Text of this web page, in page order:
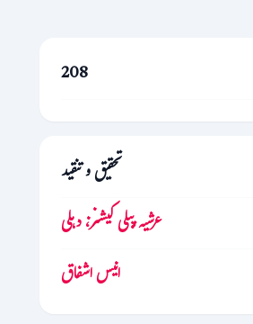
208
تحقیق و تنقید
عرشیہ پبلی کیشنز، دہلی
انیس اشفاق